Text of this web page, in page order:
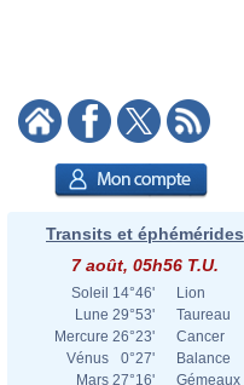
Transits et éphémérides
7 août, 05h56 T.U.
Soleil 14°46'
Lion
Lune 29°53'
Taureau
Mercure 26°23'
Cancer
Vénus
0°27'
Balance
Mars 27°16'
Gémeaux